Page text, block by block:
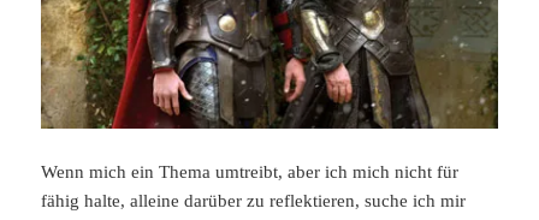
Wenn mich ein Thema umtreibt, aber ich mich nicht für
fähig halte, alleine darüber zu reflektieren, suche ich mir